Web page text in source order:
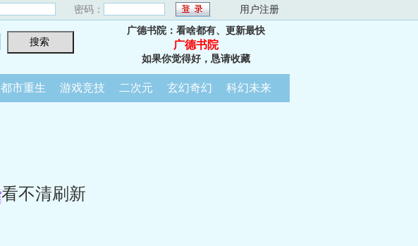
密码： 用户注册
广德书院：看啥都有、更新最快
广德书院
如果你觉得好，恳请收藏
都市重生 游戏竞技 二次元 玄幻奇幻 科幻未来
看不清刷新